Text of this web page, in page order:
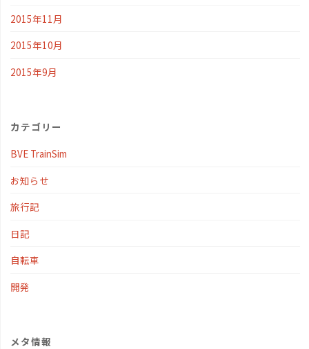
2015年11月
2015年10月
2015年9月
カテゴリー
BVE TrainSim
お知らせ
旅行記
日記
自転車
開発
メタ情報